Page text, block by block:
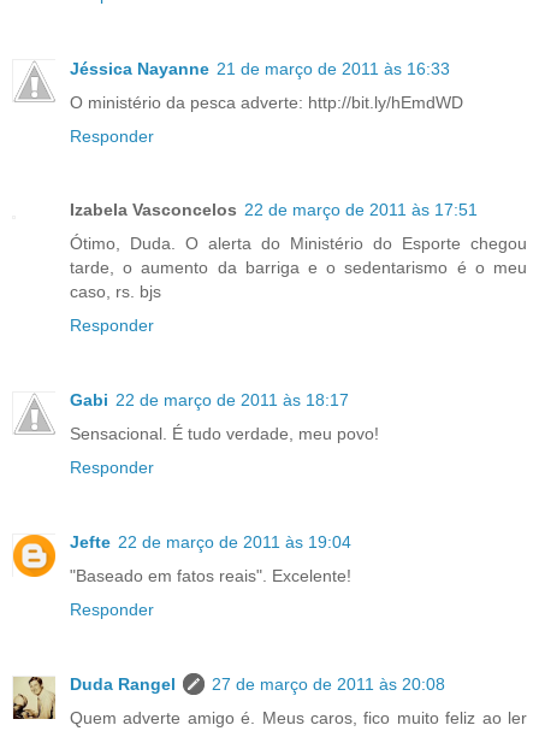
Jéssica Nayanne 21 de março de 2011 às 16:33
O ministério da pesca adverte: http://bit.ly/hEmdWD
Responder
Izabela Vasconcelos 22 de março de 2011 às 17:51
Ótimo, Duda. O alerta do Ministério do Esporte chegou
tarde, o aumento da barriga e o sedentarismo é o meu
caso, rs. bjs
Responder
Gabi 22 de março de 2011 às 18:17
Sensacional. É tudo verdade, meu povo!
Responder
Jefte 22 de março de 2011 às 19:04
"Baseado em fatos reais". Excelente!
Responder
Duda Rangel
27 de março de 2011 às 20:08
Quem adverte amigo é. Meus caros, fico muito feliz ao ler